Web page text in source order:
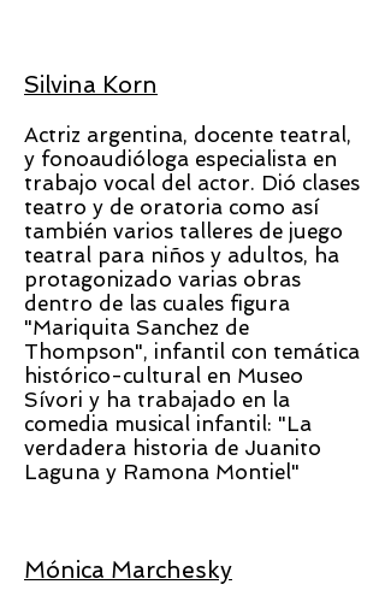
Silvina Korn
Actriz argentina, docente teatral,
y fonoaudióloga especialista en
trabajo vocal del actor. Dió clases
teatro y de oratoria como así
también varios talleres de juego
teatral para niños y adultos, ha
protagonizado varias obras
dentro de las cuales figura
"Mariquita Sanchez de
Thompson", infantil con temática
histórico-cultural en Museo
Sívori y ha trabajado en la
comedia musical infantil: "La
verdadera historia de Juanito
Laguna y Ramona Montiel"
Mónica Marchesky